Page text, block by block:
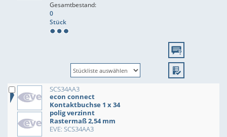
Gesamtbestand:
0
Stück
SCS34AA3
econ connect
Kontaktbuchse 1 x 34
polig verzinnt
Rastermaß 2,54 mm
EVE: SCS34AA3